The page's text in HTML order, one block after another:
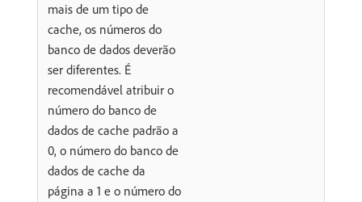
mais de um tipo de
cache, os números do
banco de dados deverão
ser diferentes. É
recomendável atribuir o
número do banco de
dados de cache padrão a
0, o número do banco de
dados de cache da
página a 1 e o número do